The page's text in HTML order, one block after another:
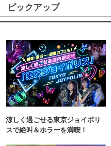
ピックアップ
涼しく過ごせる東京ジョイポリ
スで絶叫＆ホラーを満喫！